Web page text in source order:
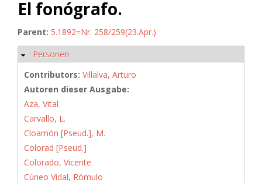
El fonógrafo.
Parent: 5.1892=Nr. 258/259(23.Apr.)
Hide
Personen
Contributors: Villalva, Arturo
Autoren dieser Ausgabe:
Aza, Vital
Carvallo, L.
Cloamón [Pseud.], M.
Colorad [Pseud.]
Colorado, Vicente
Cúneo Vidal, Rómulo